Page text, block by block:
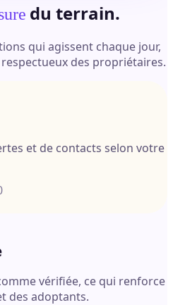
du terrain.
qui agissent chaque jour,
des propriétaires.
et de contacts selon votre
vérifiée, ce qui renforce
des adoptants.